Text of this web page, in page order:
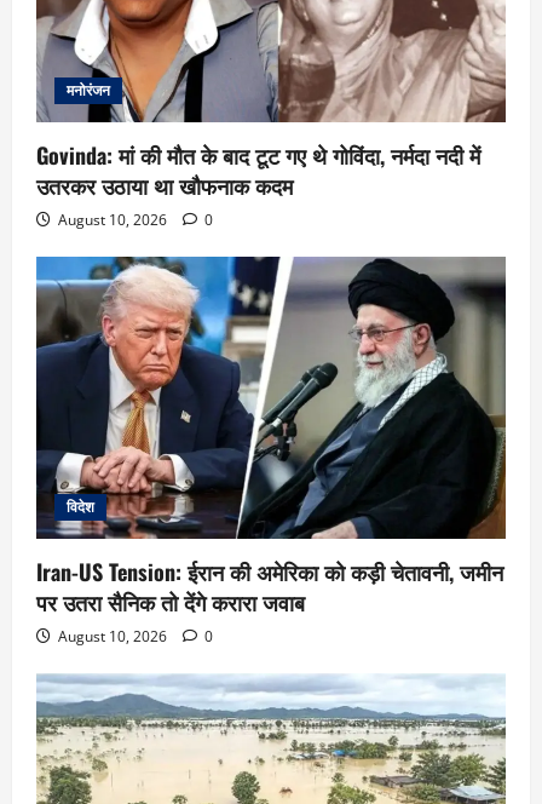
मनोरंजन
Govinda: मां की मौत के बाद टूट गए थे गोविंदा, नर्मदा नदी में
उतरकर उठाया था खौफनाक कदम
August 10, 2026 0
विदेश
Iran-US Tension: ईरान की अमेरिका को कड़ी चेतावनी, जमीन
पर उतरा सैनिक तो देंगे करारा जवाब
August 10, 2026 0